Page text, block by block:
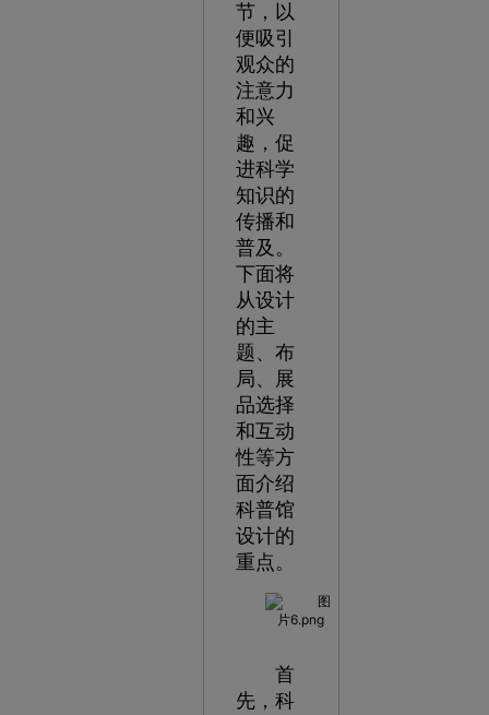
节，以
便吸引
观众的
注意力
和兴
趣，促
进科学
知识的
传播和
普及。
下面将
从设计
的主
题、布
局、展
品选择
和互动
性等方
面介绍
科普馆
设计的
重点。
首
先，科